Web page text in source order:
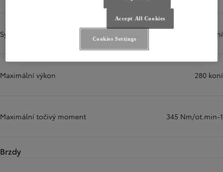
Systém vstřikování paliva Vícebodové vstřikování
Maximální výkon 280 koní
Maximální točivý moment 345 Nm/ot.min-1
Brzdy
Accept All Cookies
Cookies Settings